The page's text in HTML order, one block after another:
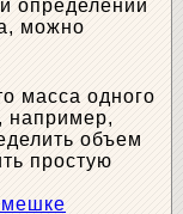
определении
можно
масса одного
например,
объем
простую